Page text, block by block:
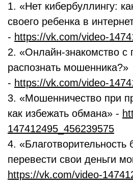
1. «Нет кибербуллингу:
своего ребенка в
- https://vk.com/video-
2. «Онлайн-знакомство с
распознать мошенника?»
- https://vk.com/video-
3. «Мошенничество при
как избежать обмана» -
147412495_456239575
4.
перевести свои деньги
https://vk.com/video-